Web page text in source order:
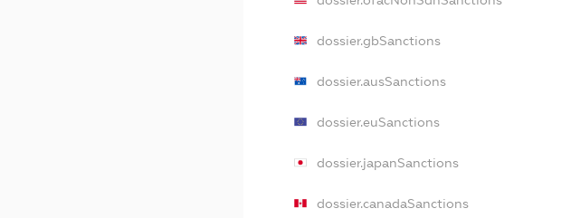
dossier.gbSanctions
dossier.ausSanctions
dossier.euSanctions
dossier.japanSanctions
dossier.canadaSanctions